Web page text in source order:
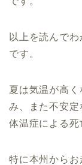
以上を読んでわ
です。
夏は気温が高
み、また不安
体温症による死
特に本州からお